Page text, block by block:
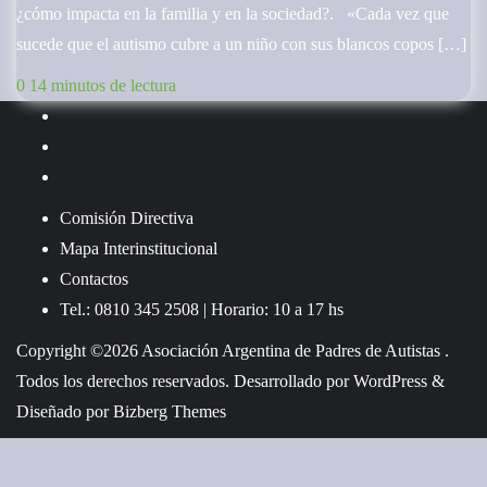
¿cómo impacta en la familia y en la sociedad?. «Cada vez que
sucede que el autismo cubre a un niño con sus blancos copos […]
0 14 minutos de lectura
Comisión Directiva
Mapa Interinstitucional
Contactos
Tel.: 0810 345 2508 | Horario: 10 a 17 hs
Copyright ©2026 Asociación Argentina de Padres de Autistas .
Todos los derechos reservados. Desarrollado porWordPress &
Diseñado porBizberg Themes